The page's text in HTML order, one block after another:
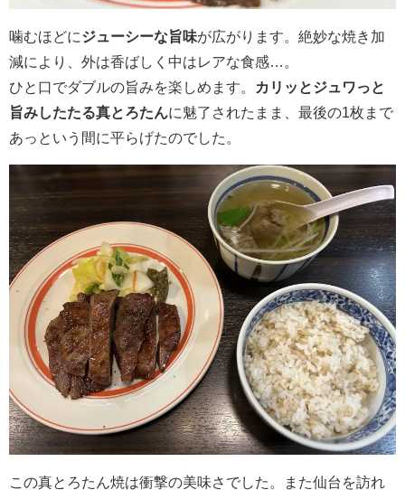
噛むほどにジューシーな旨味が広がります。絶妙な焼き加
減により、外は香ばしく中はレアな食感…。
ひと口でダブルの旨みを楽しめます。
カリッとジュワっと
旨みしたたる真とろたんに魅了されたまま、最後の1枚まで
あっという間に平らげたのでした。
この真とろたん焼は衝撃の美味さでした。また仙台を訪れ